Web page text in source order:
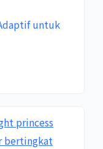
untuk
princess
bertingkat